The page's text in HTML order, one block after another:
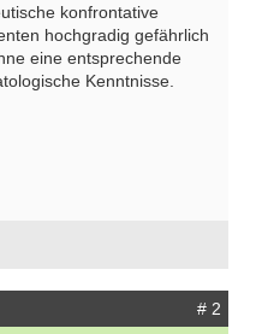
konfrontative
hochgradig gefährlich
eine entsprechende
Kenntnisse.
# 2